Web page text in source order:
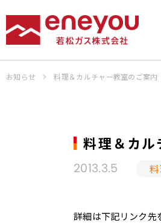
お知らせ 料理＆カルチャー教室のご案内
2013.3.5
料理＆カル
詳細は下記リンク先